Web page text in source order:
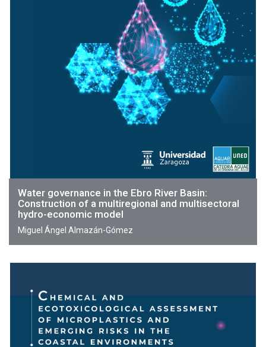
Water governance in the Ebro River Basin:
Construction of a multiregional and multisectoral
hydro-economic model
Miguel Ángel Almazán-Gómez